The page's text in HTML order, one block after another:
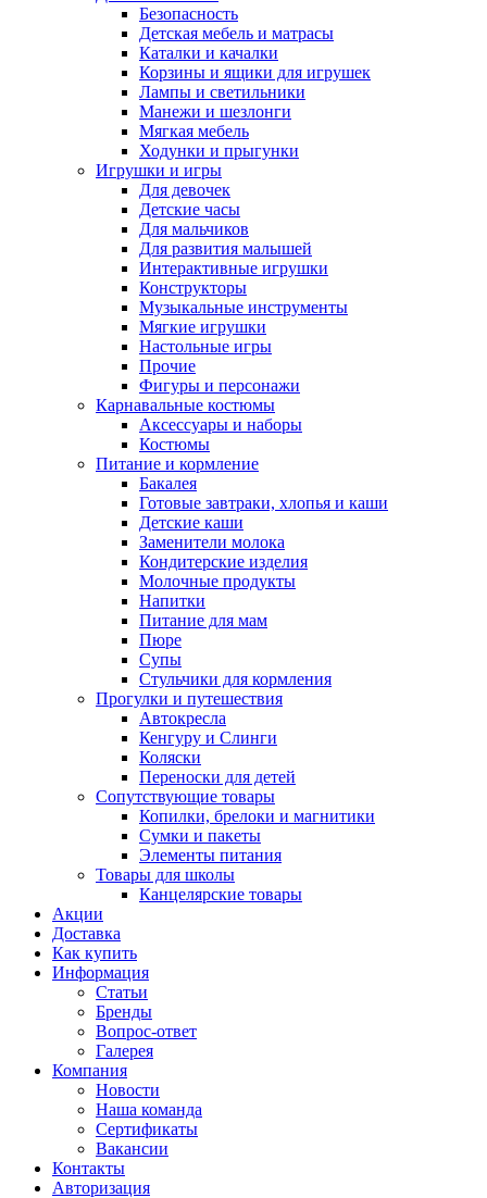
Безопасность
Детская мебель и матрасы
Каталки и качалки
Корзины и ящики для игрушек
Лампы и светильники
Манежи и шезлонги
Мягкая мебель
Ходунки и прыгунки
Игрушки и игры
Для девочек
Детские часы
Для мальчиков
Для развития малышей
Интерактивные игрушки
Конструкторы
Музыкальные инструменты
Мягкие игрушки
Настольные игры
Прочие
Фигуры и персонажи
Карнавальные костюмы
Аксессуары и наборы
Костюмы
Питание и кормление
Бакалея
Готовые завтраки, хлопья и каши
Детские каши
Заменители молока
Кондитерские изделия
Молочные продукты
Напитки
Питание для мам
Пюре
Супы
Стульчики для кормления
Прогулки и путешествия
Автокресла
Кенгуру и Слинги
Коляски
Переноски для детей
Сопутствующие товары
Копилки, брелоки и магнитики
Сумки и пакеты
Элементы питания
Товары для школы
Канцелярские товары
Акции
Доставка
Как купить
Информация
Статьи
Бренды
Вопрос-ответ
Галерея
Компания
Новости
Наша команда
Сертификаты
Вакансии
Контакты
Авторизация